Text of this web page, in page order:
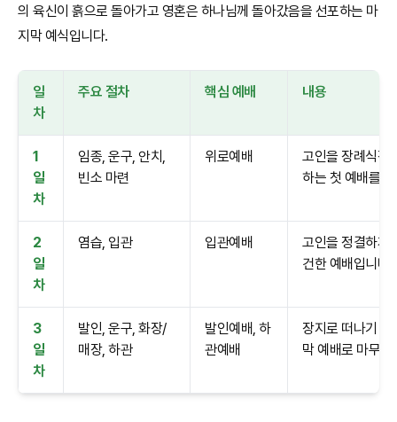
의 육신이 흙으로 돌아가고 영혼은 하나님께 돌아갔음을 선포하는 마
지막 예식입니다.
일
차
주요 절차 핵심 예배 내용
1
일
차
임종, 운구, 안치,
빈소 마련
위로예배
고인을 장례식장
하는 첫 예배를
2
일
차
염습, 입관 입관예배
고인을 정결하게
건한 예배입니다.
3
일
차
발인, 운구, 화장/
매장, 하관
발인예배, 하
관예배
장지로 떠나기 전
막 예배로 마무리